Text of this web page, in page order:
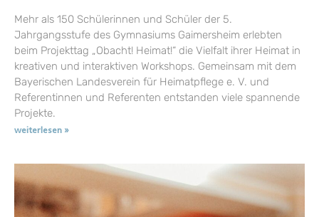
Mehr als 150 Schülerinnen und Schüler der 5.
Jahrgangsstufe des Gymnasiums Gaimersheim erlebten
beim Projekttag „Obacht! Heimat!“ die Vielfalt ihrer Heimat in
kreativen und interaktiven Workshops. Gemeinsam mit dem
Bayerischen Landesverein für Heimatpflege e. V. und
Referentinnen und Referenten entstanden viele spannende
Projekte.
weiterlesen »